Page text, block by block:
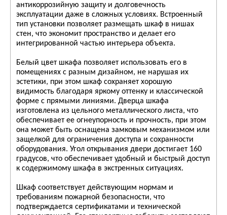
антикоррозийную защиту и долговечность
эксплуатации даже в сложных условиях. Встроенный
тип установки позволяет размещать шкаф в нишах
стен, что экономит пространство и делает его
интегрированной частью интерьера объекта.
Белый цвет шкафа позволяет использовать его в
помещениях с разным дизайном, не нарушая их
эстетики, при этом шкаф сохраняет хорошую
видимость благодаря яркому оттенку и классической
форме с прямыми линиями. Дверца шкафа
изготовлена из цельного металлического листа, что
обеспечивает ее огнеупорность и прочность, при этом
она может быть оснащена замковым механизмом или
защелкой для ограничения доступа и сохранности
оборудования. Угол открывания двери достигает 160
градусов, что обеспечивает удобный и быстрый доступ
к содержимому шкафа в экстренных ситуациях.
Шкаф соответствует действующим нормам и
требованиям пожарной безопасности, что
подтверждается сертификатами и технической